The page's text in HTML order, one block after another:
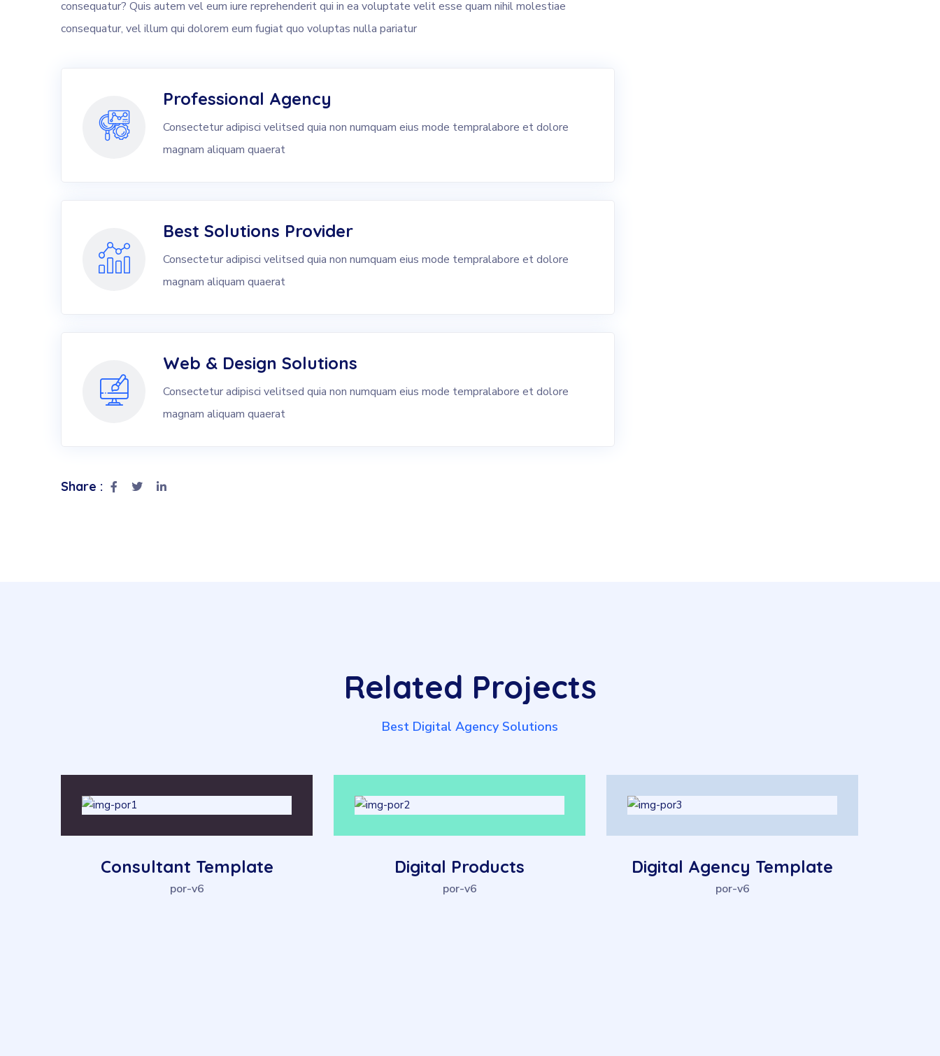
consequatur? Quis autem vel eum iure reprehenderit qui in ea voluptate velit esse quam nihil molestiae
consequatur, vel illum qui dolorem eum fugiat quo voluptas nulla pariatur
Professional Agency
Consectetur adipisci velitsed quia non numquam eius mode tempralabore et dolore
magnam aliquam quaerat
Best Solutions Provider
Consectetur adipisci velitsed quia non numquam eius mode tempralabore et dolore
magnam aliquam quaerat
Web & Design Solutions
Consectetur adipisci velitsed quia non numquam eius mode tempralabore et dolore
magnam aliquam quaerat
Share :
Related Projects
Best Digital Agency Solutions
Digital Products
por-v6
Digital Agency Template
por-v6
Software Development
por-v6